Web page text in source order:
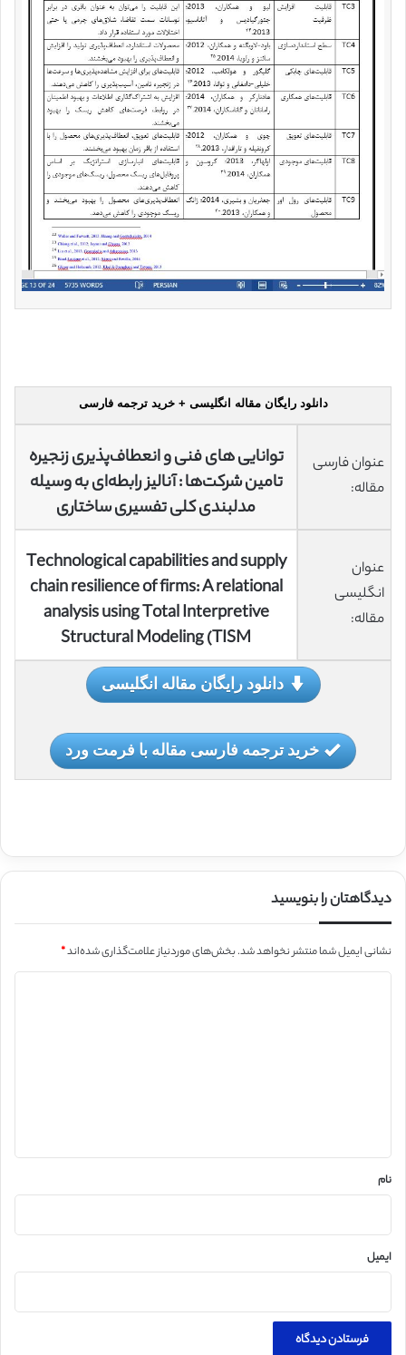
دانلود رایگان مقاله انگلیسی + خرید ترجمه فارسی
عنوان فارسی
مقاله:
توانایی های فنی و انعطاف‌پذیری زنجیره
تامین شرکت‌ها : آنالیز رابطه‌ای به وسیله
مدلبندی کلی تفسیری ساختاری
عنوان
انگلیسی
مقاله:
Technological capabilities and supply
chain resilience of firms: A relational
analysis using Total Interpretive
Structural Modeling (TISM
دانلود رایگان مقاله انگلیسی
خرید ترجمه فارسی مقاله با فرمت ورد
دیدگاهتان را بنویسید
نشانی ایمیل شما منتشر نخواهد شد.بخش‌های موردنیاز علامت‌گذاری شده‌اند*
نام
ایمیل